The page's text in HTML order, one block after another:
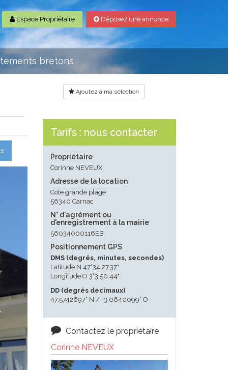
Espace Propriétaire Déposez une annonce
bretons
Ajoutez à ma sélection
Tarifs : nous contacter
Propriétaire
Corinne NEVEUX
Adresse de la location
Cote grande plage
56340 Carnac
N° d'agrément ou
d'enregistrement à la mairie
56034000116EB
Positionnement GPS
DMS (degrés, minutes, secondes)
Latitude N 47°34'27.37"
Longitude O 3°3'50.44"
DD (degrés decimaux)
47.5742697° N / -3.0640099° O
Contactez le propriétaire
Corinne NEVEUX